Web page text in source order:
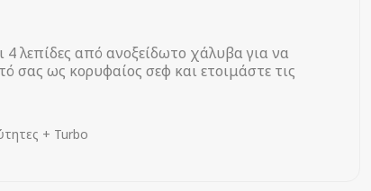
λεπίδες από ανοξείδωτο χάλυβα για να
σας ως κορυφαίος σεφ και ετοιμάστε τις
+ Turbo